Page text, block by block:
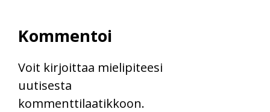
Kommentoi
Voit kirjoittaa mielipiteesi
uutisesta
kommenttilaatikkoon.